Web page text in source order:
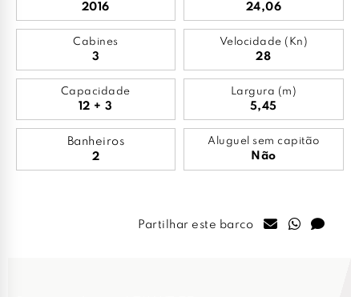
2016 24,06
Cabines
3
Velocidade (Kn)
28
Capacidade
12 + 3
Largura (m)
5,45
Banheiros
2
Aluguel sem capitão
Não
Partilhar este barco